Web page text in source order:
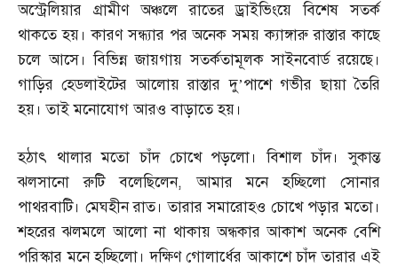
অস্ট্রেলিয়ার গ্রামীণ অঞ্চলে রাতের ড্রাইভিংয়ে বিশেষ সতর্ক
থাকতে হয়। কারণ সন্ধ্যার পর অনেক সময় ক্যাঙ্গারু রাস্তার কাছে
চলে আসে। বিভিন্ন জায়গায় সতর্কতামূলক সাইনবোর্ড রয়েছে।
গাড়ির হেডলাইটের আলোয় রাস্তার দু’পাশে গভীর ছায়া তৈরি
হয়। তাই মনোযোগ আরও বাড়াতে হয়।
হঠাৎ থালার মতো চাঁদ চোখে পড়লো। বিশাল চাঁদ। সুকান্ত
ঝলসানো রুটি বলেছিলেন,আমার মনে হচ্ছিলো সোনার
পাথরবাটি। মেঘহীন রাত। তারার সমারোহও চোখে পড়ার মতো।
শহরের ঝলমলে আলো না থাকায় অন্ধকার আকাশ অনেক বেশি
পরিস্কার মনে হচ্ছিলো। দক্ষিণ গোলার্ধের আকাশে চাঁদ তারার এই